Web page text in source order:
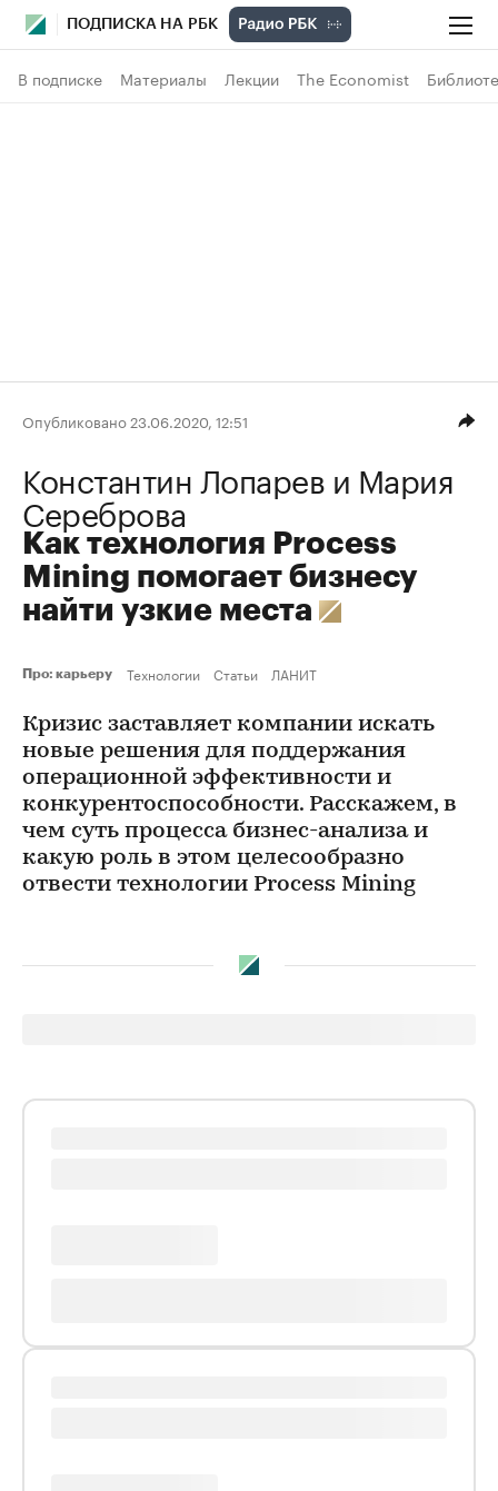
ПОДПИСКА НА РБК
В подписке Материалы Лекции The Economist
Опубликовано 23.06.2020, 12:51
Константин Лопарев и Мария
Сереброва
Как технология Process
Mining помогает бизнесу
найти узкие места
Про: карьеру Технологии Статьи ЛАНИТ
Кризис заставляет компании искать
новые решения для поддержания
операционной эффективности и
конкурентоспособности. Расскажем, в
чем суть процесса бизнес-анализа и
какую роль в этом целесообразно
отвести технологии Process Mining